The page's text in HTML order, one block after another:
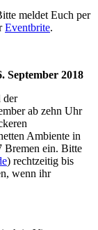
meldet Euch per
Eventbrite.
September 2018
der
ab zehn Uhr
Ambiente in
Bremen ein. Bitte
) rechtzeitig bis
wenn ihr